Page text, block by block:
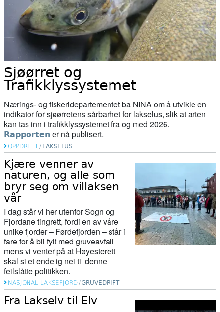
Sjøørret og
Trafikklyssystemet
Nærings- og fiskeridepartementetba NINAom å utvikle en
indikator for sjøørretens sårbarhet for lakselus, slik at arten
kan tas inn i trafikklyssystemet fra og med 2026.
Rapporten er nå publisert.
OPPDRETT / LAKSELUS
Kjære venner av
naturen, og alle som
bryr seg om villaksen
vår
I dag står vi her utenfor Sogn og
Fjordane tingrett, fordi en av våre
unike fjorder – Førdefjorden – står i
fare for å bli fylt med gruveavfall
mens vi venter på at Høyesterett
skal si et endelig nei til denne
feilslåtte politikken.
NASJONAL LAKSEFJORD/GRUVEDRIFT
Fra Lakselv til Elv